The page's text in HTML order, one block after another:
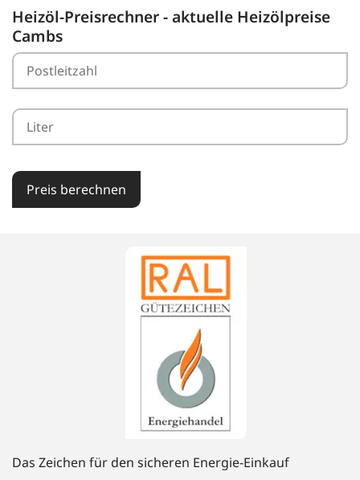
Heizöl-Preisrechner - aktuelle Heizölpreise
Cambs
Preis berechnen
Das Zeichen für den sicheren Energie-Einkauf